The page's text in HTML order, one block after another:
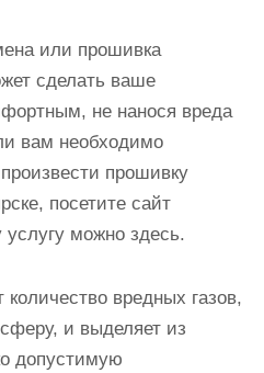
или прошивка
сделать ваше
не нанося вреда
вам необходимо
прошивку
посетите сайт
услугу можно здесь.
вредных газов,
и выделяет из
допустимую